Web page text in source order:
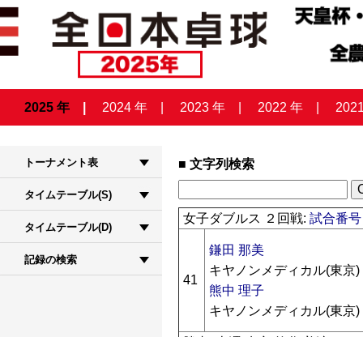
2025 年 2024 年 2023 年 2022 年
トーナメント表
タイムテーブル(S)
タイムテーブル(D)
記録の検索
文字列検索
女子ダブルス ２回戦:試合番
41
鎌田 那美
キヤノンメディカル(東京)
熊中 理子
キヤノンメディカル(東京)